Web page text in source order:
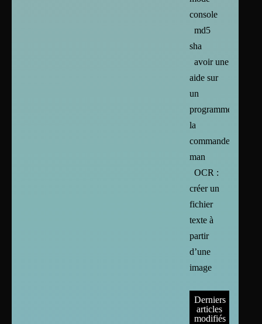
console
md5
sha
avoir une
aide sur
un
programme :
la
commande
man
OCR :
créer un
fichier
texte à
partir
d’une
image
Derniers
articles
modifiés